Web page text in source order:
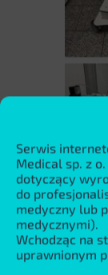
Serwis
Medical sp. z
dotyczący
do
medyczny lub
medycznymi).
Wchodząc na
uprawnionym